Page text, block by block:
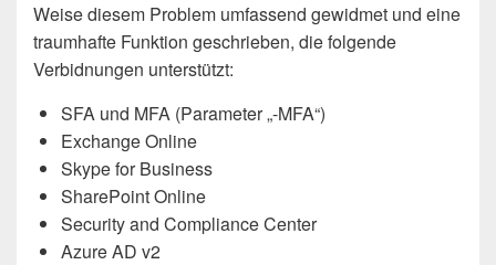
Weise diesem Problem umfassend gewidmet und eine
traumhafte Funktion geschrieben, die folgende
Verbidnungen unterstützt:
SFA und MFA (Parameter „-MFA“)
Exchange Online
Skype for Business
SharePoint Online
Security and Compliance Center
Azure AD v2